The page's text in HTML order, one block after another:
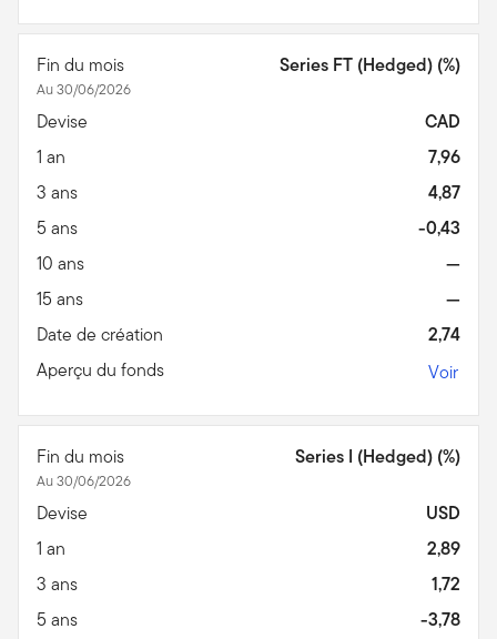
Fin du mois
Au 30/06/2026
Series FT (Hedged) (%)
Devise
CAD
1 an
7,96
3 ans
4,87
5 ans
-0,43
10 ans
—
15 ans
—
Date de création
2,74
Aperçu du fonds
Voir
Fin du mois
Au 30/06/2026
Series I (Hedged) (%)
Devise
USD
1 an
2,89
3 ans
1,72
5 ans
-3,78